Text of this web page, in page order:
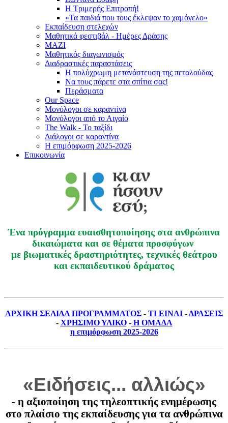
Η Τριμερής Επιτροπή!
«Τα παιδιά που τους έκλεψαν το χαμόγελο»
Εκπαίδευση στελεχών
Μαθητικά φεστιβάλ - Ημέρες Δράσης
ΜΑΖΙ
Μαθητικός διαγωνισμός
Διαδραστικές παραστάσεις
Η πολύχρωμη μετανάστευση της πεταλούδας
Να τους πάρετε στα σπίτια σας!
Περάσματα
Our Space
Μονόλογοι σε καραντίνα
Μονόλογοι από το Αιγαίο
The Walk - Το ταξίδι
Διάλογοι σε καραντίνα
Η επιμόρφωση 2025-2026
Επικοινωνία
Ένα πρόγραμμα ευαισθητοποίησης στα ανθρώπινα
δικαιώματα και σε θέματα προσφύγων
με βιωματικές δραστηριότητες, τεχνικές θεάτρου
και εκπαιδευτικού δράματος
ΑΡΧΙΚΗ ΣΕΛΙΔΑ ΠΡΟΓΡΑΜΜΑΤΟΣ - ΤΙ ΕΙΝΑΙ -ΔΡΑΣΕΙΣ
- ΧΡΗΣΙΜΟ ΥΛΙΚΟ-Η ΟΜΑΔΑ
η επιμόρφωση 2025-2026
«Ειδήσεις... αλλιώς»
- η αξιοποίηση της τηλεοπτικής ενημέρωσης
στο πλαίσιο της εκπαίδευσης για τα ανθρώπινα